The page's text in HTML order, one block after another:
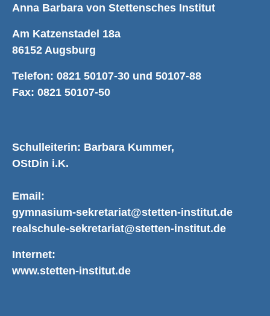
Anna Barbara von Stettensches Institut
Am Katzenstadel 18a
86152 Augsburg
Telefon: 0821 50107-30 und 50107-88
Fax: 0821 50107-50
Schulleiterin: Barbara Kummer,
OStDin i.K.
Email:
gymnasium-sekretariat@stetten-institut.de
realschule-sekretariat@stetten-institut.de
Internet:
www.stetten-institut.de